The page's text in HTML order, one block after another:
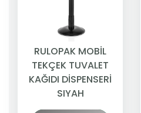
RULOPAK MOBİL
TEKÇEK TUVALET
KAĞIDI DİSPENSERİ
SIYAH